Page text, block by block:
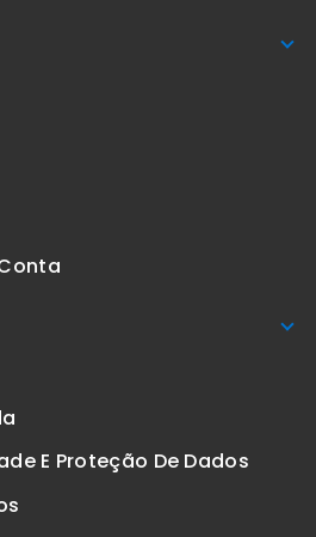
E Proteção De Dados